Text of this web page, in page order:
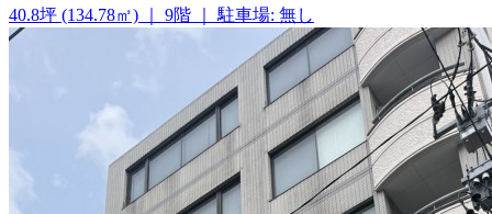
40.8坪 (134.78㎡) 9階 駐車場: 無し